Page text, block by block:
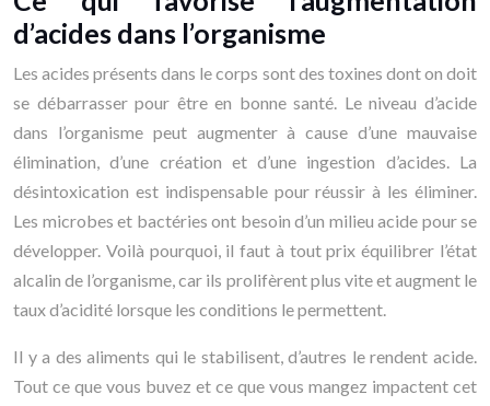
d’acides dans l’organisme
Les acides présents dans le corps sont des toxines dont on doit
se débarrasser pour être en bonne santé. Le niveau d’acide
dans l’organisme peut augmenter à cause d’une mauvaise
élimination, d’une création et d’une ingestion d’acides. La
désintoxication est indispensable pour réussir à les éliminer.
Les microbes et bactéries ont besoin d’un milieu acide pour se
développer. Voilà pourquoi, il faut à tout prix équilibrer l’état
alcalin de l’organisme, car ils prolifèrent plus vite et augment le
taux d’acidité lorsque les conditions le permettent.
Il y a des aliments qui le stabilisent, d’autres le rendent acide.
Tout ce que vous buvez et ce que vous mangez impactent cet